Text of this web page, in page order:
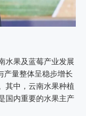
水果及蓝莓产业发展
产量整体呈稳步增长
其中，云南水果种植
国内重要的水果主产